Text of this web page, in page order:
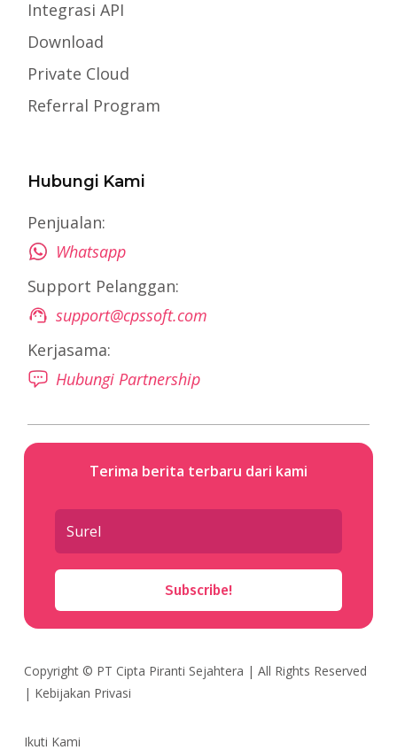
Integrasi API
Download
Private Cloud
Referral Program
Hubungi Kami
Penjualan:
Whatsapp
Support Pelanggan:
support@cpssoft.com
Kerjasama:
Hubungi Partnership
Terima berita terbaru dari kami
Subscribe!
Copyright © PT Cipta Piranti Sejahtera | All Rights Reserved
| Kebijakan Privasi
Ikuti Kami